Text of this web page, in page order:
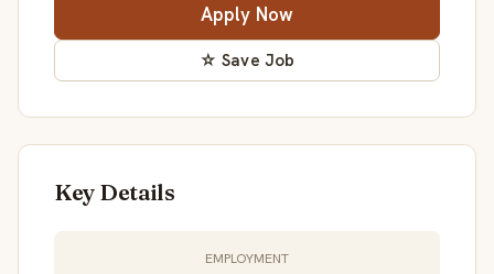
Apply Now
☆ Save Job
Key Details
EMPLOYMENT